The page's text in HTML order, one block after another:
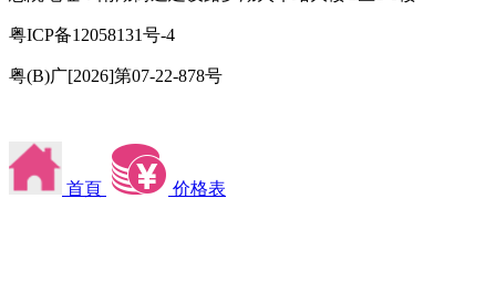
粤ICP备12058131号-4
粤(B)广[2026]第07-22-878号
首頁 价格表